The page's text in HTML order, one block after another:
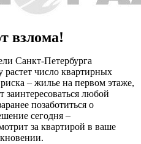
взлома!
Санкт-Петербурга
растет число квартирных
– жилье на первом этаже,
заинтересоваться любой
позаботиться о
сегодня –
за квартирой в ваше